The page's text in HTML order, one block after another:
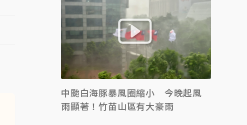
中颱白海豚暴風圈縮小 今晚起風
雨顯著！竹苗山區有大豪雨